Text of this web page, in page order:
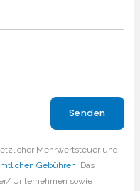
Mehrwertsteuer und
Gebühren. Das
Unternehmen sowie